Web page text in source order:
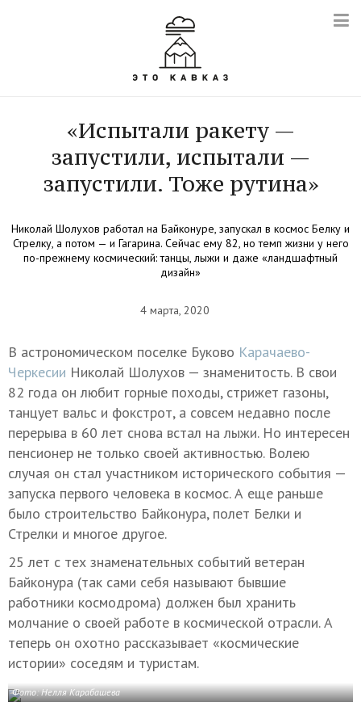
«Испытали ракету —
запустили, испытали —
запустили. Тоже рутина»
Николай Шолухов работал на Байконуре, запускал в космос Белку и
Стрелку, а потом — и Гагарина. Сейчас ему 82, но темп жизни у него
по-прежнему космический: танцы, лыжи и даже «ландшафтный
дизайн»
4 марта, 2020
В астрономическом поселке Буково Карачаево-
Черкесии Николай Шолухов — знаменитость. В свои
82 года он любит горные походы, стрижет газоны,
танцует вальс и фокстрот, а совсем недавно после
перерыва в 60 лет снова встал на лыжи. Но интересен
пенсионер не только своей активностью. Волею
случая он стал участником исторического события —
запуска первого человека в космос. А еще раньше
было строительство Байконура, полет Белки и
Стрелки и многое другое.
25 лет с тех знаменательных событий ветеран
Байконура (так сами себя называют бывшие
работники космодрома) должен был хранить
молчание о своей работе в космической отрасли. А
теперь он охотно рассказывает «космические
истории» соседям и туристам.
Фото:Нелля Карабашева